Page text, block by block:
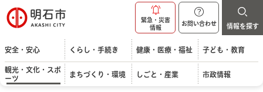
明石市
緊急・災害
情報
お問い合わせ 情報を探す
安全・安心 くらし・手続き 健康・医療・福祉 子ども・教育
観光・文化・スポ
ーツ
まちづくり・環境 しごと・産業 市政情報